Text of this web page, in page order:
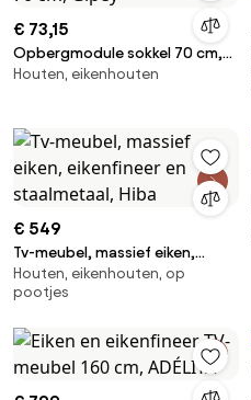
€ 73,15
Opbergmodule sokkel 70 cm,
Gipey
Houten, eikenhouten
€ 549
Tv-meubel, massief eiken,
eikenfineer en staalmetaal,
Hiba
Houten, eikenhouten, op
pootjes